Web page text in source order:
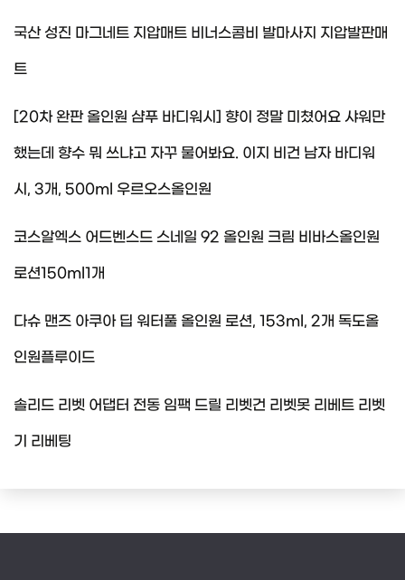
국산 성진 마그네트 지압매트 비너스콤비 발마사지 지압발판매
트
[20차 완판 올인원 샴푸 바디워시] 향이 정말 미쳤어요 샤워만
했는데 향수 뭐 쓰냐고 자꾸 물어봐요. 이지 비건 남자 바디워
시, 3개, 500ml 우르오스올인원
코스알엑스 어드벤스드 스네일 92 올인원 크림 비바스올인원
로션150ml1개
다슈 맨즈 아쿠아 딥 워터풀 올인원 로션, 153ml, 2개 독도올
인원플루이드
솔리드 리벳 어댑터 전동 임팩 드릴 리벳건 리벳못 리베트 리벳
기 리베팅